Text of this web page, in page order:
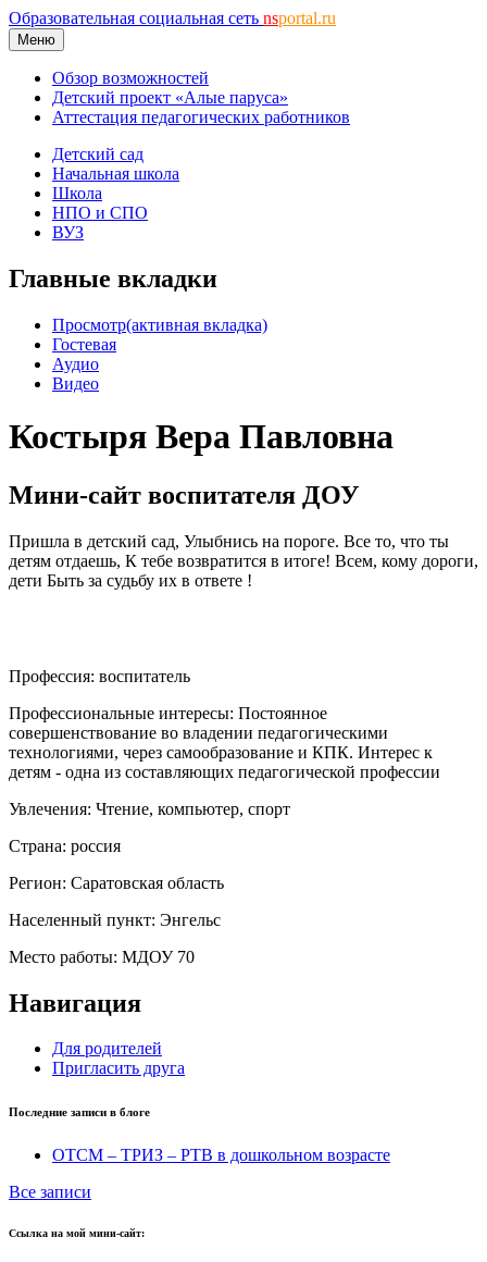
Образовательная социальная сеть nsportal.ru
Меню
Обзор возможностей
Детский проект «Алые паруса»
Аттестация педагогических работников
Детский сад
Начальная школа
Школа
НПО и СПО
ВУЗ
Главные вкладки
Просмотр(активная вкладка)
Гостевая
Аудио
Видео
Костыря Вера Павловна
Мини-сайт воспитателя ДОУ
Пришла в детский сад, Улыбнись на пороге. Все то, что ты
детям отдаешь, К тебе возвратится в итоге! Всем, кому дороги,
дети Быть за судьбу их в ответе !
Профессия: воспитатель
Профессиональные интересы: Постоянное
совершенствование во владении педагогическими
технологиями, через самообразование и КПК. Интерес к
детям - одна из составляющих педагогической профессии
Увлечения: Чтение, компьютер, спорт
Страна: россия
Регион: Саратовская область
Населенный пункт: Энгельс
Место работы: МДОУ 70
Навигация
Для родителей
Пригласить друга
Последние записи в блоге
ОТСМ – ТРИЗ – РТВ в дошкольном возрасте
Все записи
Ссылка на мой мини-сайт: